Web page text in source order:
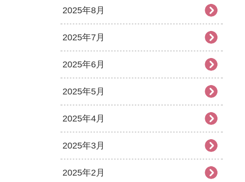
2025年8月
2025年7月
2025年6月
2025年5月
2025年4月
2025年3月
2025年2月